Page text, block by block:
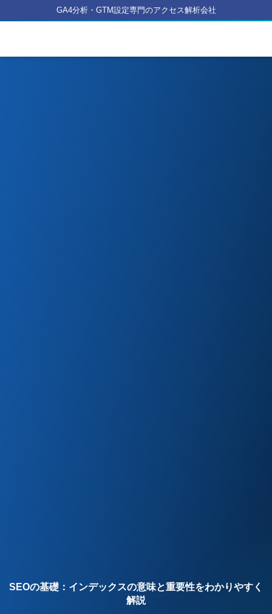
GA4分析・GTM設定専門のアクセス解析会社
SEOの基礎：インデックスの意味と重要性をわかりやすく
解説